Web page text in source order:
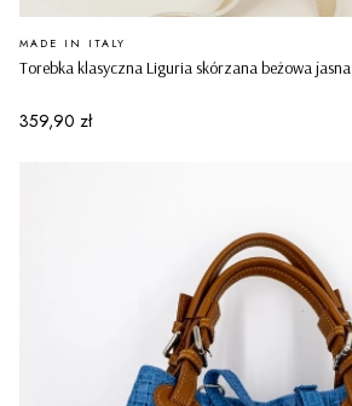
Torebka klasyczna Liguria skórzana beżowa jasna
PRODUCENT
MADE IN ITALY
Cena
359,90 zł